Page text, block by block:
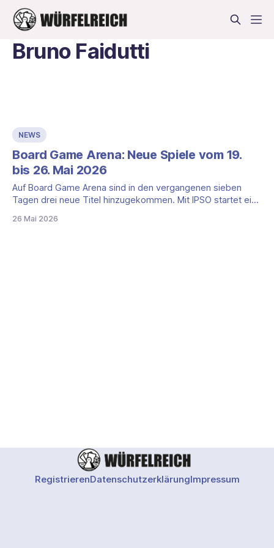
Bruno Faidutti
NEWS
Board Game Arena: Neue Spiele vom 19.
bis 26. Mai 2026
Auf Board Game Arena sind in den vergangenen sieben
Tagen drei neue Titel hinzugekommen. Mit IPSO startet ein
Daneben erscheint mit The Dwarf King ein klassisches
26 Mai 2026
RegistrierenDatenschutzerklärungImpressum